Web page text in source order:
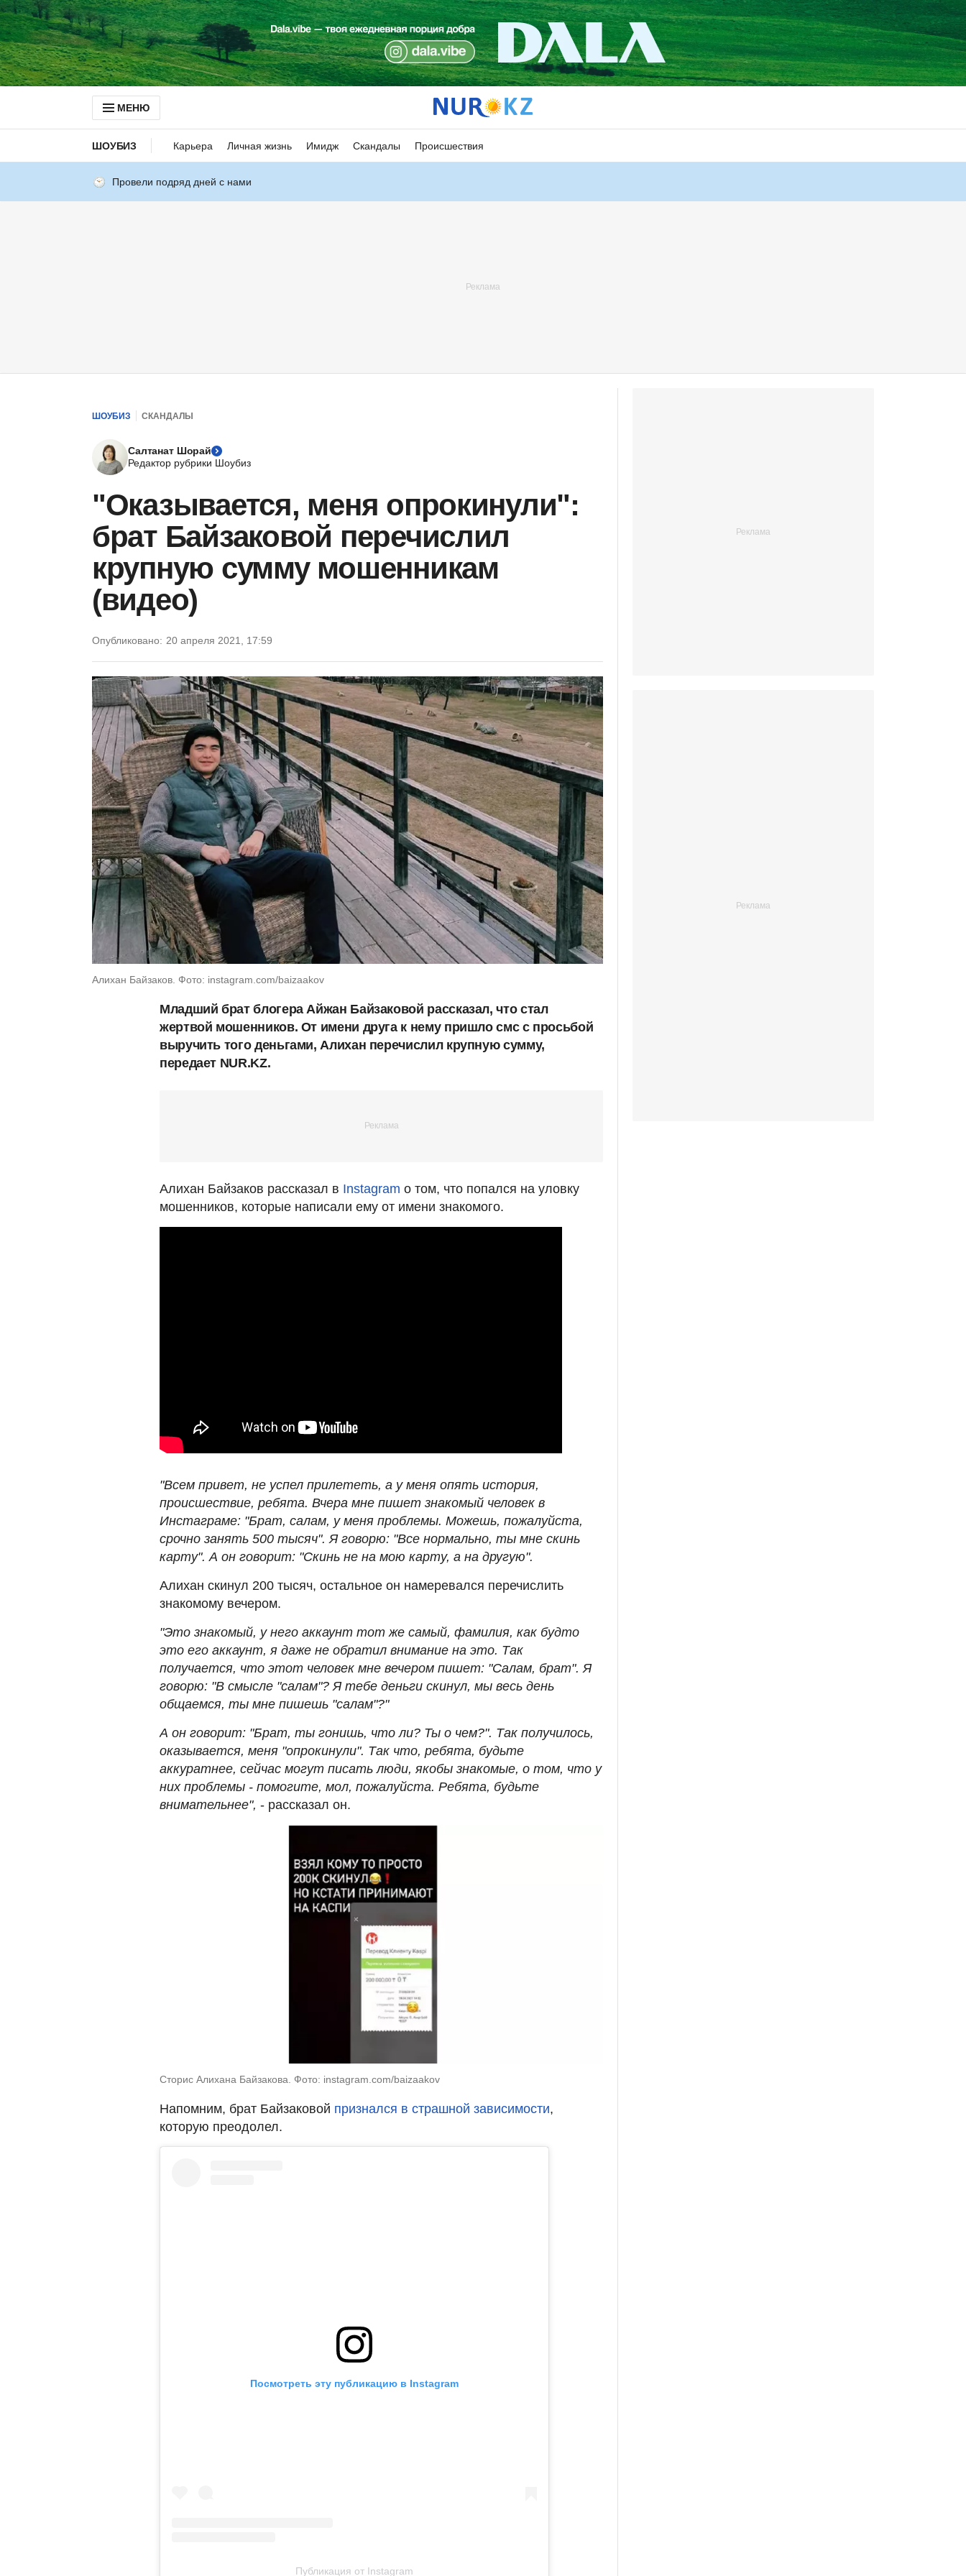
МЕНЮ
ШОУБИЗ Карьера Личная жизнь Имидж Скандалы Происшествия
Провели подряд дней с нами
ШОУБИЗ СКАНДАЛЫ
Салтанат Шорай
Редактор рубрики Шоубиз
"Оказывается, меня опрокинули":
брат Байзаковой перечислил
крупную сумму мошенникам
(видео)
Опубликовано: 20 апреля 2021, 17:59
Алихан Байзаков. Фото: instagram.com/baizaakov
Младший брат блогера Айжан Байзаковой рассказал, что стал
жертвой мошенников. От имени друга к нему пришло смс с просьбой
выручить того деньгами, Алихан перечислил крупную сумму,
передает NUR.KZ.
Алихан Байзаков рассказал в Instagram о том, что попался на уловку
мошенников, которые написали ему от имени знакомого.
"Всем привет, не успел прилететь, а у меня опять история,
происшествие, ребята. Вчера мне пишет знакомый человек в
Инстаграме: "Брат, салам, у меня проблемы. Можешь, пожалуйста,
срочно занять 500 тысяч". Я говорю: "Все нормально, ты мне скинь
карту". А он говорит: "Скинь не на мою карту, а на другую".
Алихан скинул 200 тысяч, остальное он намеревался перечислить
знакомому вечером.
"Это знакомый, у него аккаунт тот же самый, фамилия, как будто
это его аккаунт, я даже не обратил внимание на это. Так
получается, что этот человек мне вечером пишет: "Салам, брат". Я
говорю: "В смысле "салам"? Я тебе деньги скинул, мы весь день
общаемся, ты мне пишешь "салам"?"
А он говорит: "Брат, ты гонишь, что ли? Ты о чем?". Так получилось,
оказывается, меня "опрокинули". Так что, ребята, будьте
аккуратнее, сейчас могут писать люди, якобы знакомые, о том, что у
них проблемы - помогите, мол, пожалуйста. Ребята, будьте
внимательнее", - рассказал он.
Сторис Алихана Байзакова. Фото: instagram.com/baizaakov
Напомним, брат Байзаковой признался в страшной зависимости,
которую преодолел.
Посмотреть эту публикацию в Instagram
Публикация от Instagram